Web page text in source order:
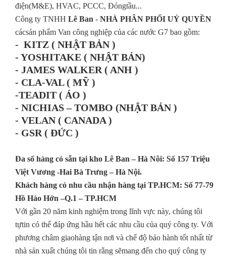
điện(M&E), HVAC, PCCC, Đóngtầu...
Công ty TNHH Lê Ban - NHÀ PHÂN PHỐI UỶ QUYỀN
cácsản phẩm Van công nghiệp của các nước G7 bao gồm:
- KITZ ( NHẬT BẢN)
- YOSHITAKE ( NHẬT BẢN)
- JAMES WALKER ( ANH )
- CLA-VAL ( MỸ )
-TEADIT ( ÁO )
- NICHIAS – TOMBO (NHẬT BẢN)
- VELAN ( CANADA )
- GSR ( ĐỨC )
Đa số hàng có sẵn tại kho Lê Ban – Hà Nôi: Số 157 Triệu
Việt Vương -Hai Bà Trưng – Hà Nội.
Khách hàng có nhu cầu nhận hàng tại TP.HCM: Số 77-79
Hồ Hảo Hớn –Q.1 – TP.HCM
Với gần 20 năm kinh nghiệm trong lĩnh vực này, chúng tôi
tựtin có thể đáp ứng hầu hết các nhu cầu của quý công ty. Với
phương châm giaohàng tận nơi và chế độ bảo hành tốt nhất từ
nhà sản xuất chúng tôi tin rằng sẽmang đến cho quý công ty